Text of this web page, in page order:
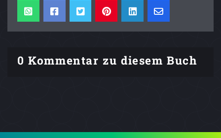
0 Kommentar zu diesem Buch